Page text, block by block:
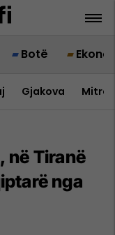
Botë
Gjakova
në Tiranë
nga